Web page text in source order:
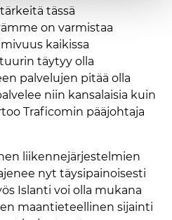
tässä
on varmistaa
kaikissa
täytyy olla
palvelujen pitää olla
niin kansalaisia kuin
Traficomin pääjohtaja
liikennejärjestelmien
nyt täysipainoisesti
Islanti voi olla mukana
maantieteellinen sijainti